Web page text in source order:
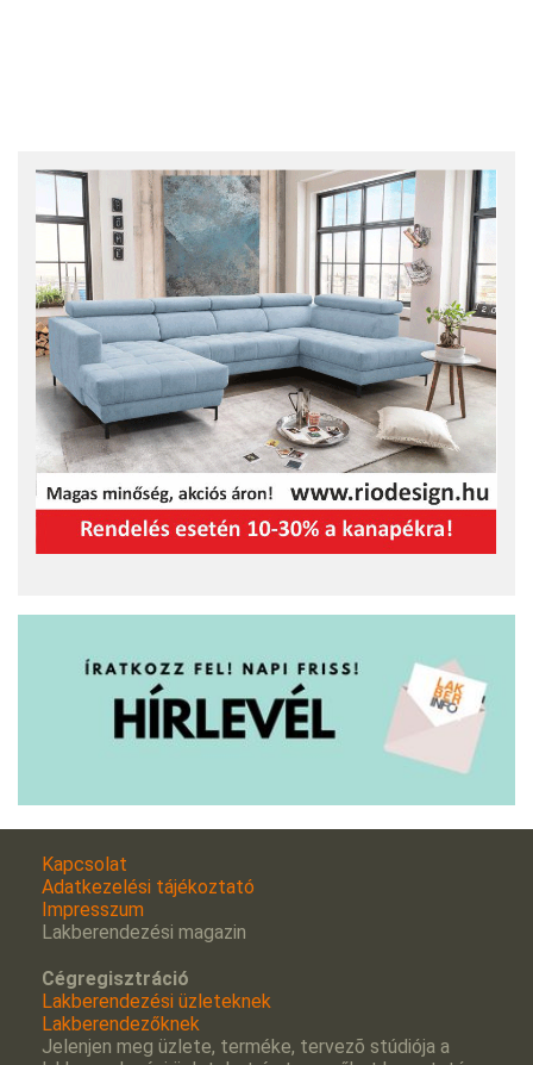
Kapcsolat
Adatkezelési tájékoztató
Impresszum
Lakberendezési magazin
Cégregisztráció
Lakberendezési üzleteknek
Lakberendezőknek
Jelenjen meg üzlete, terméke, tervezõ stúdiója a